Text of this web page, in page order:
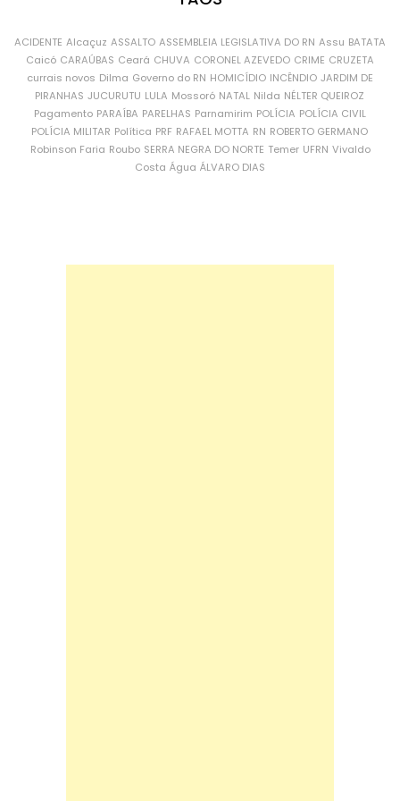
ACIDENTE Alcaçuz ASSALTO ASSEMBLEIA LEGISLATIVA DO RN Assu BATATA
Caicó CARAÚBAS Ceará CHUVA CORONEL AZEVEDO CRIME CRUZETA
currais novos Dilma Governo do RN HOMICÍDIO INCÊNDIO JARDIM DE
PIRANHAS JUCURUTU LULA Mossoró NATAL Nilda NÉLTER QUEIROZ
Pagamento PARAÍBA PARELHAS Parnamirim POLÍCIA POLÍCIA CIVIL
POLÍCIA MILITAR Política PRF RAFAEL MOTTA RN ROBERTO GERMANO
Robinson Faria Roubo SERRA NEGRA DO NORTE Temer UFRN Vivaldo
Costa Água ÁLVARO DIAS